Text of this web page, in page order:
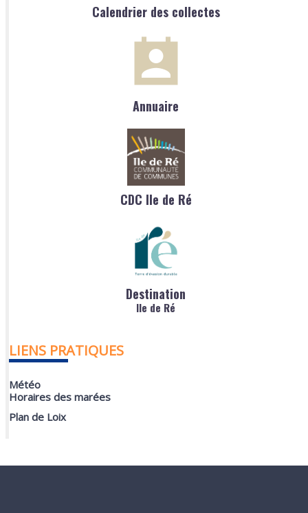
Calendrier des collectes
Annuaire
CDC Ile de Ré
Destination
Ile de Ré
LIENS PRATIQUES
Météo
Horaires des marées
Plan de Loix